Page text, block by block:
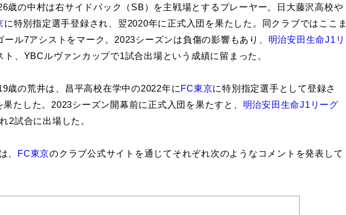
歳の中村は右サイドバック（SB）を主戦場とするプレーヤー。日大藤沢高校や
に特別指定選手登録され、翌2020年に正式入団を果たした。同クラブではここま
ル7アシストをマーク。2023シーズンは負傷の影響もあり、 明治安田生命J1リ
、YBCルヴァンカップで1試合出場という成績に留まった。
歳の荒井は、昌平高校在学中の2022年にFC東京に特別指定選手として登録さ
たした。2023シーズン開幕前に正式入団を果たすと、 明治安田生命J1リーグ
2試合に出場した。
、 FC東京のクラブ公式サイトを通じてそれぞれ次のようなコメントを発表して